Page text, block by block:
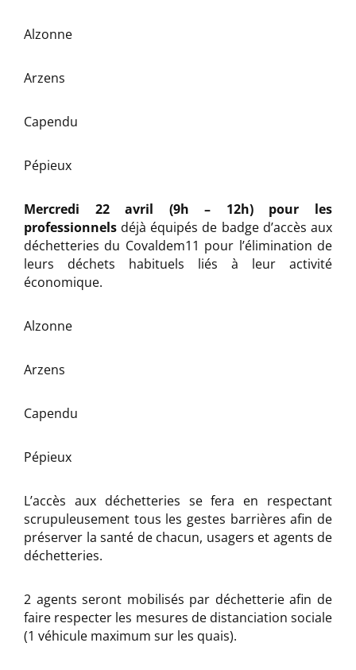
Alzonne
Arzens
Capendu
Pépieux
Mercredi 22 avril (9h – 12h)
pour les
professionnels déjà équipés de badge d’accès aux
déchetteries du Covaldem11 pour l’élimination de
leurs déchets habituels liés à leur activité
économique.
Alzonne
Arzens
Capendu
Pépieux
L’accès aux déchetteries se fera en respectant
scrupuleusement tous les gestes barrières afin de
préserver la santé de chacun, usagers et agents de
déchetteries.
2 agents seront mobilisés par déchetterie afin de
faire respecter les mesures de distanciation sociale
(1 véhicule maximum sur les quais).